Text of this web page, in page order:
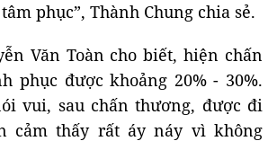
phục”, Thành Chung chia sẻ.
Văn Toàn cho biết, hiện chấn
phục được khoảng 20% - 30%.
vui, sau chấn thương, được đi
cảm thấy rất áy náy vì không